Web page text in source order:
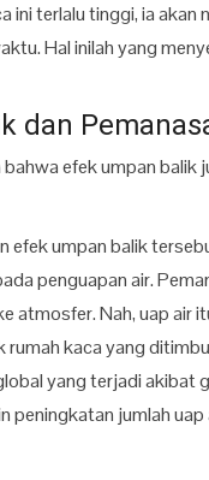
ini terlalu tinggi, ia
Hal inilah yang
dan
efek umpan balik
efek umpan balik
penguapan air.
atmosfer. Nah, uap air
rumah kaca yang
yang terjadi akibat
peningkatan jumlah